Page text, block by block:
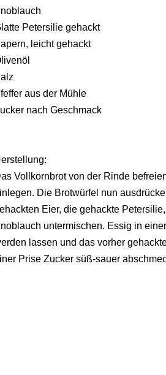
Petersilie gehackt
leicht gehackt
aus der Mühle
nach Geschmack
Vollkornbrot von der Rinde
Die Brotwürfel nun
Eier, die gehackte
untermischen. Essig in
lassen und das vorher
Prise Zucker süß-sauer